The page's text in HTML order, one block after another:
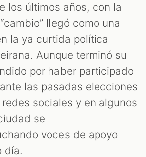
los últimos años, con la
llegó como una
la ya curtida política
Aunque terminó su
por haber participado
las pasadas elecciones
sociales y en algunos
se
voces de apoyo
día.